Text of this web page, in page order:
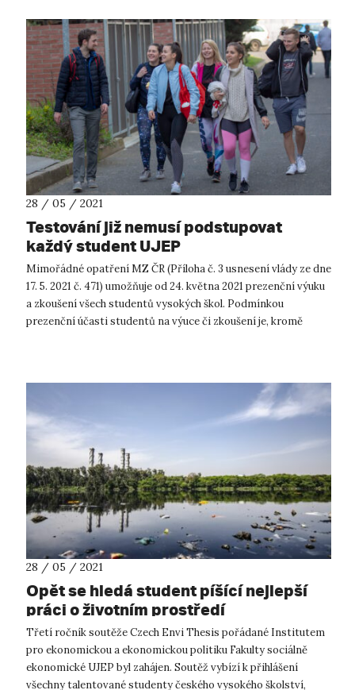
28 / 05 / 2021
Testování již nemusí podstupovat
každý student UJEP
Mimořádné opatření MZ ČR (Příloha č. 3 usnesení vlády ze dne
17. 5. 2021 č. 471) umožňuje od 24. května 2021 prezenční výuku
a zkoušení všech studentů vysokých škol. Podmínkou
prezenční účasti studentů na výuce či zkoušení je, kromě
28 / 05 / 2021
Opět se hledá student píšící nejlepší
práci o životním prostředí
Třetí ročník soutěže Czech Envi Thesis pořádané Institutem
pro ekonomickou a ekonomickou politiku Fakulty sociálně
ekonomické UJEP byl zahájen. Soutěž vybízí k přihlášení
všechny talentované studenty českého vysokého školství,